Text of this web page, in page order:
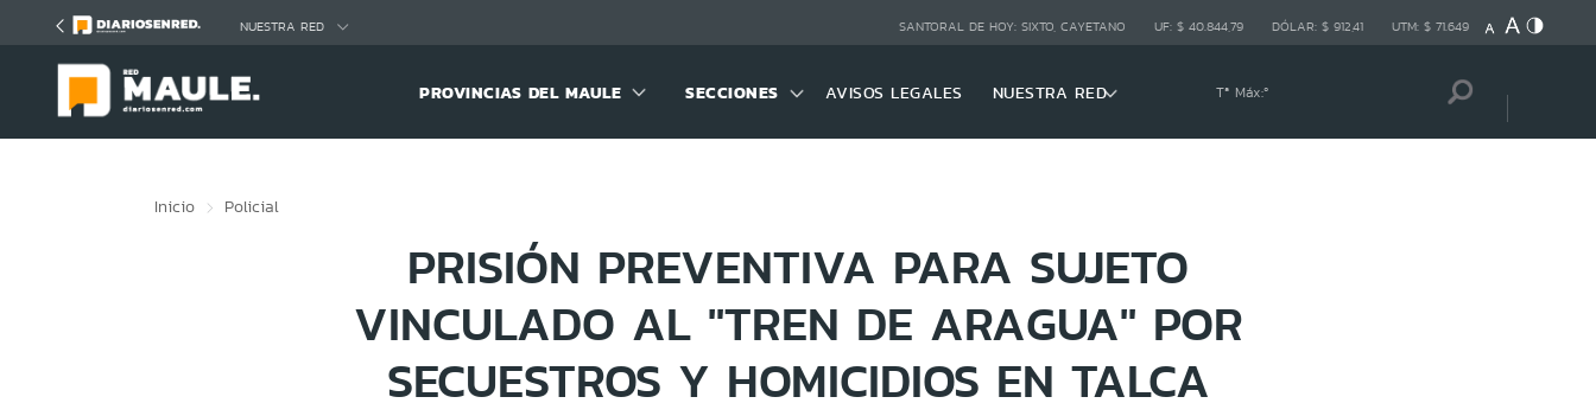
NUESTRA RED SANTORAL DE HOY: SIXTO, CAYETANO UF: $ 40.844,79 DÓLAR: $ 912,41 UTM: $ 71.649
PROVINCIAS DEL MAULE SECCIONES AVISOS LEGALES NUESTRA RED Tª Máx:º
Inicio Policial
PRISIÓN PREVENTIVA PARA SUJETO
VINCULADO AL "TREN DE ARAGUA" POR
SECUESTROS Y HOMICIDIOS EN TALCA